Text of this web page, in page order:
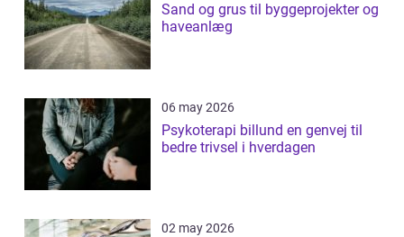
Sand og grus til byggeprojekter og
haveanlæg
06 may 2026
Psykoterapi billund en genvej til
bedre trivsel i hverdagen
02 may 2026